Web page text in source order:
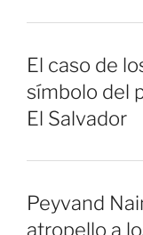
El caso de
símbolo del
El Salvador
Peyvand
atropello a